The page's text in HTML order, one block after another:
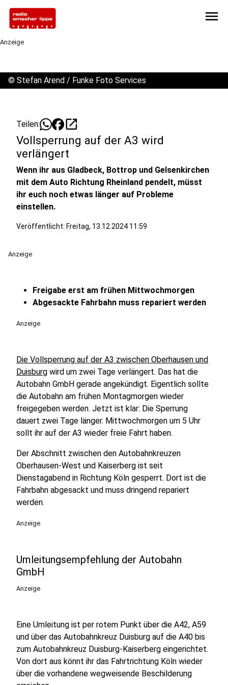
menu
Anzeige
© Stefan Arend / Funke Foto Services
Teilen: open_in_new
Vollsperrung auf der A3 wird
verlängert
Wenn ihr aus Gladbeck, Bottrop und Gelsenkirchen
mit dem Auto Richtung Rheinland pendelt, müsst
ihr euch noch etwas länger auf Probleme
einstellen.
Veröffentlicht: Freitag, 13.12.2024 11:59
Anzeige
Freigabe erst am frühen Mittwochmorgen
Abgesackte Fahrbahn muss repariert werden
Anzeige
Die Vollsperrung auf der A3 zwischen Oberhausen und
Duisburg wird um zwei Tage verlängert. Das hat die
Autobahn GmbH gerade angekündigt. Eigentlich sollte
die Autobahn am frühen Montagmorgen wieder
freigegeben werden. Jetzt ist klar: Die Sperrung
dauert zwei Tage länger. Mittwochmorgen um 5 Uhr
sollt ihr auf der A3 wieder freie Fahrt haben.
Der Abschnitt zwischen den Autobahnkreuzen
Oberhausen-West und Kaiserberg ist seit
Dienstagabend in Richtung Köln gesperrt. Dort ist die
Fahrbahn abgesackt und muss dringend repariert
werden.
Anzeige
Umleitungsempfehlung der Autobahn
GmbH
Anzeige
Eine Umleitung ist per rotem Punkt über die A42, A59
und über das Autobahnkreuz Duisburg auf die A40 bis
zum Autobahnkreuz Duisburg-Kaiserberg eingerichtet.
Von dort aus könnt ihr das Fahrtrichtung Köln wieder
über die vorhandene wegweisende Beschilderung